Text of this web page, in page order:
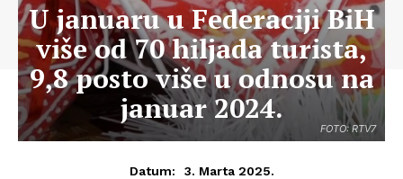
FOTO: RTV7
U januaru u Federaciji BiH
više od 70 hiljada turista,
9,8 posto više u odnosu na
januar 2024.
Datum: 3. Marta 2025.